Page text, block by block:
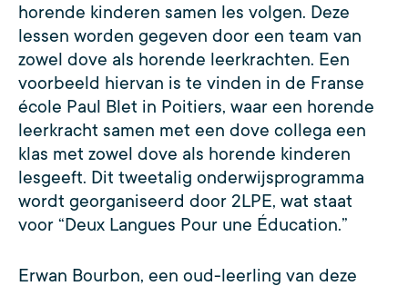
horende kinderen samen les volgen. Deze
lessen worden gegeven door een team van
zowel dove als horende leerkrachten. Een
voorbeeld hiervan is te vinden in de Franse
école Paul Blet in Poitiers, waar een horende
leerkracht samen met een dove collega een
klas met zowel dove als horende kinderen
lesgeeft. Dit tweetalig onderwijsprogramma
wordt georganiseerd door 2LPE, wat staat
voor “Deux Langues Pour une Éducation.”
Erwan Bourbon, een oud-leerling van deze